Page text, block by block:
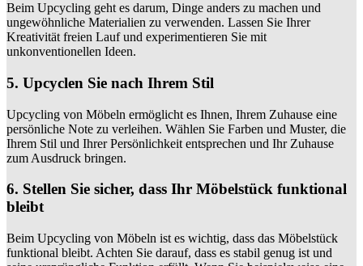
Beim Upcycling geht es darum, Dinge anders zu machen und
ungewöhnliche Materialien zu verwenden. Lassen Sie Ihrer
Kreativität freien Lauf und experimentieren Sie mit
unkonventionellen Ideen.
5. Upcyclen Sie nach Ihrem Stil
Upcycling von Möbeln ermöglicht es Ihnen, Ihrem Zuhause eine
persönliche Note zu verleihen. Wählen Sie Farben und Muster, die
Ihrem Stil und Ihrer Persönlichkeit entsprechen und Ihr Zuhause
zum Ausdruck bringen.
6. Stellen Sie sicher, dass Ihr Möbelstück funktional
bleibt
Beim Upcycling von Möbeln ist es wichtig, dass das Möbelstück
funktional bleibt. Achten Sie darauf, dass es stabil genug ist und